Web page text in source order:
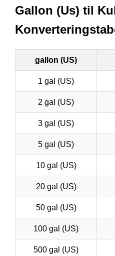
Gallon (Us) til
gallon (US)
1 gal (US)
2 gal (US)
3 gal (US)
5 gal (US)
10 gal (US)
20 gal (US)
50 gal (US)
100 gal (US)
500 gal (US)